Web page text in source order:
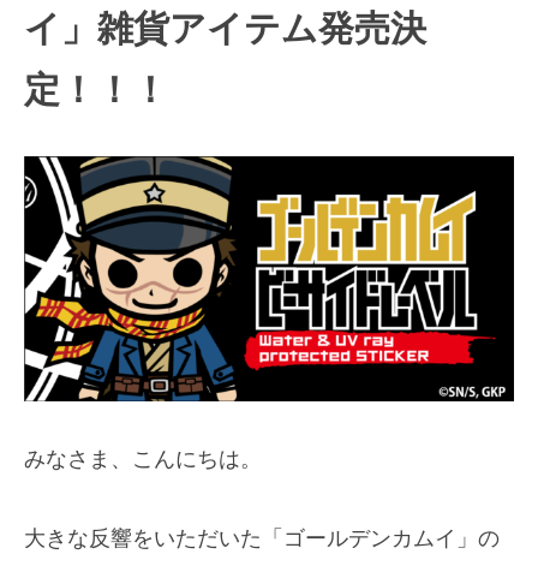
イ」雑貨アイテム発売決
定！！！
みなさま、こんにちは。
大きな反響をいただいた「ゴールデンカムイ」の